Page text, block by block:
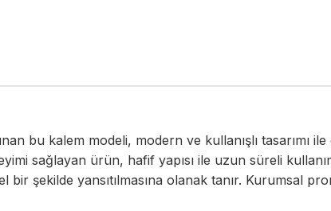
bu kalem modeli, modern ve kullanışlı
sağlayan ürün, hafif yapısı ile uzun süreli
şekilde yansıtılmasına olanak tanır. Kurumsal